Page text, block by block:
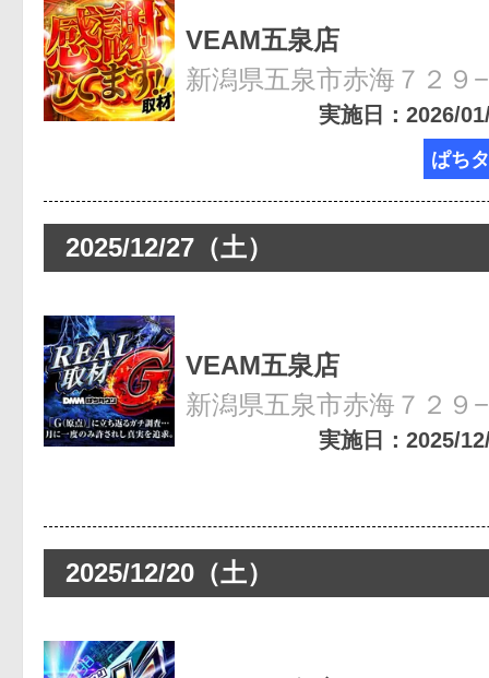
VEAM五泉店
新潟県五泉市赤海７２９
実施日：2026/
ぱち
2025/12/27（土）
VEAM五泉店
新潟県五泉市赤海７２９
実施日：2025/
2025/12/20（土）